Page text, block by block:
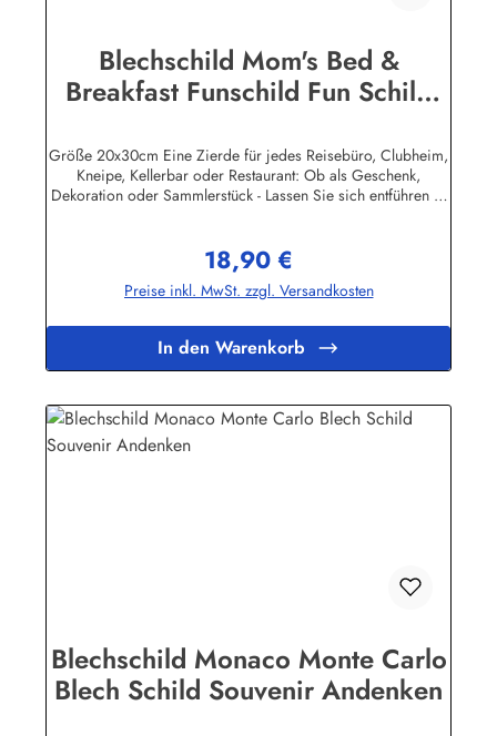
Blechschild Mom's Bed &
Breakfast Funschild Fun Schild
Größe 20x30cm Eine Zierde für jedes Reisebüro, Clubheim,
Kneipe, Kellerbar oder Restaurant: Ob als Geschenk,
Dekoration oder Sammlerstück - Lassen Sie sich entführen in
Sie sich und Ihren Freunden eine dekorative Erinnerung an
die gute alte Zeit! Unsere Blechschilder sind in Super-Qualität
aus hochwertigem Metall (Stahlblech) gefertigt. Die
Lebensdauer ist damit garantiert. Wir verkaufen nur original
lizensierte Werbeschilder. Nicht jeder Hersteller oder
Veranstalter hat seine Metallschilder zum öffentlichen Verkauf
Industrie BPPM GmbHPorschestr. 921423 Winsen
(Luhe)info@heartofireland.eu
Regulärer Preis:
18,90 €
Preise inkl. MwSt. zzgl. Versandkosten
In den Warenkorb
Blechschild Monaco Monte Carlo
Blech Schild Souvenir Andenken